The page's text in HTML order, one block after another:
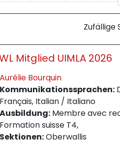
Zufällige
Mitglied UIMLA 2026
Aurélie Bourquin
Kommunikationssprachen:
Français, Italian / Italiano
Ausbildung: Membre avec
Formation suisse T4,
Sektionen:Oberwallis